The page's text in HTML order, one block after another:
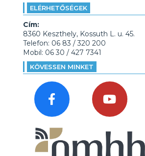
ELÉRHETŐSÉGEK
Cím:
8360 Keszthely, Kossuth L. u. 45.
Telefon: 06 83 / 320 200
Mobil: 06 30 / 427 7341
KÖVESSEN MINKET